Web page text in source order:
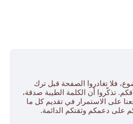
فلا تغادروا الصفحة قبل ترك
تذكّروا أن الكلمة الطيبة صدقة،
على الاستمرار في تقديم كل ما
على دعمكم وثقتكم الدائمة.